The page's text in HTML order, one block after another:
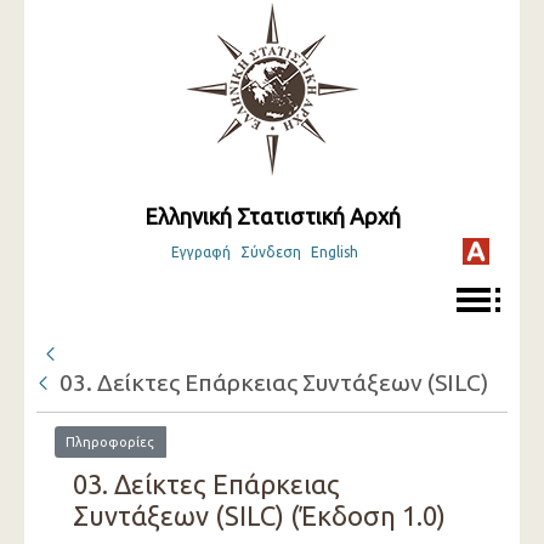
Ελληνική Στατιστική Αρχή
Εγγραφή Σύνδεση English
03. Δείκτες Επάρκειας Συντάξεων (SILC)
Πληροφορίες
03. Δείκτες Επάρκειας
Συντάξεων (SILC) (Έκδοση 1.0)